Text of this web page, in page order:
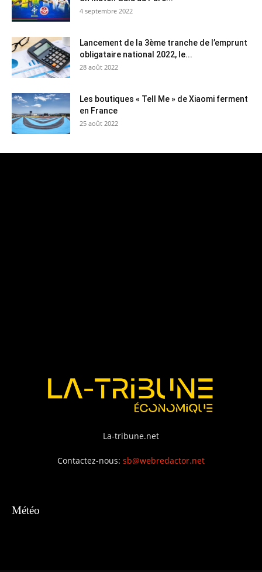
4 septembre 2022
Lancement de la 3ème tranche de l’emprunt
obligataire national 2022, le...
28 août 2022
Les boutiques « Tell Me » de Xiaomi ferment
en France
25 août 2022
La-tribune.net
Contactez-nous: sb@webredactor.net
Météo